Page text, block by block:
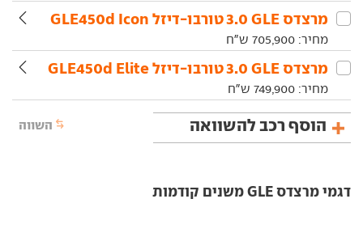
מרצדס‏ GLE‏ 3.0 טורבו-דיזל GLE450d Icon
מחיר: 705,900 ש"ח
מרצדס‏ GLE‏ 3.0 טורבו-דיזל GLE450d Elite
מחיר: 749,900 ש"ח
הוסף רכב להשוואה השווה
דגמי מרצדס GLE משנים קודמות